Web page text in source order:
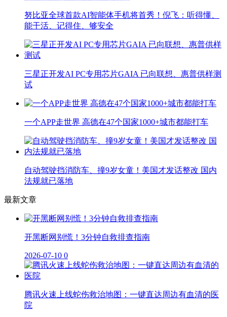
努比亚全球首款AI智能体手机将首秀！倪飞：听得懂、
能干活、记得住、够安全
三星正开发AI PC专用芯片GAIA 已向联想、惠普供样测
试
一个APP走世界 高德在47个国家1000+城市都能打车
自动驾驶挡消防车、撞9岁女童！美国才发话整改 国内
法规就已落地
最新文章
开黑断网别慌！3分钟自救排查指南
2026-07-10 0
腾讯火速上线蛇伤救治地图：一键直达周边有血清的医
院